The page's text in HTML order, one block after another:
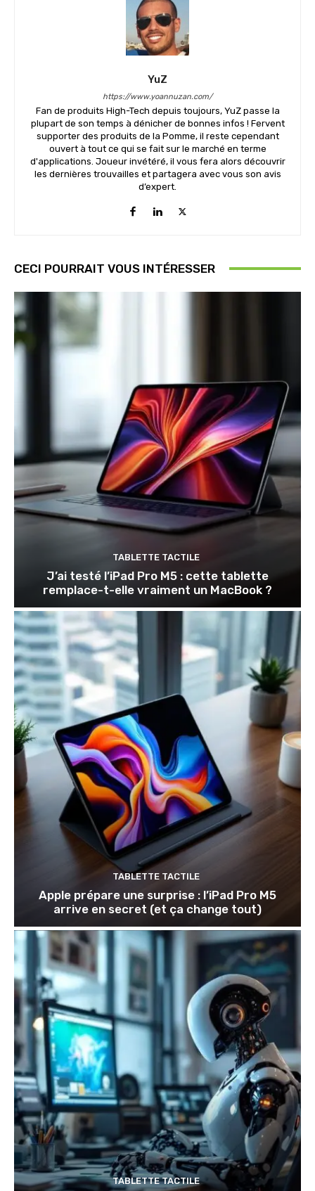
YuZ
https://www.yoannuzan.com/
Fan de produits High-Tech depuis toujours, YuZ passe la
plupart de son temps à dénicher de bonnes infos ! Fervent
supporter des produits de la Pomme, il reste cependant
ouvert à tout ce qui se fait sur le marché en terme
d'applications. Joueur invétéré, il vous fera alors découvrir
les dernières trouvailles et partagera avec vous son avis
d’expert.
CECI POURRAIT VOUS INTÉRESSER
TABLETTE TACTILE
J’ai testé l’iPad Pro M5 : cette tablette
remplace-t-elle vraiment un MacBook ?
TABLETTE TACTILE
Apple prépare une surprise : l’iPad Pro M5
arrive en secret (et ça change tout)
TABLETTE TACTILE